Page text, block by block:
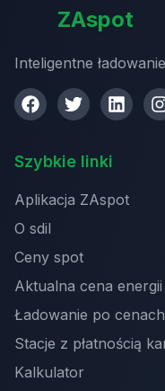
ZAspot
Inteligentne
Szybkie linki
Aplikacja ZAspot
O sdil
Ceny spot
Aktualna cena energii
Ładowanie po
Stacje z płatnością
Kalkulator